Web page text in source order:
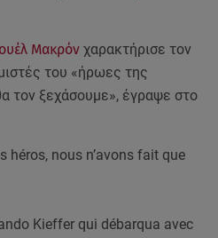
Μακρόν χαρακτήρισε τον
του «ήρωες της
τον ξεχάσουμε», έγραψε στο
héros, nous n’avons fait que
Kieffer qui débarqua avec